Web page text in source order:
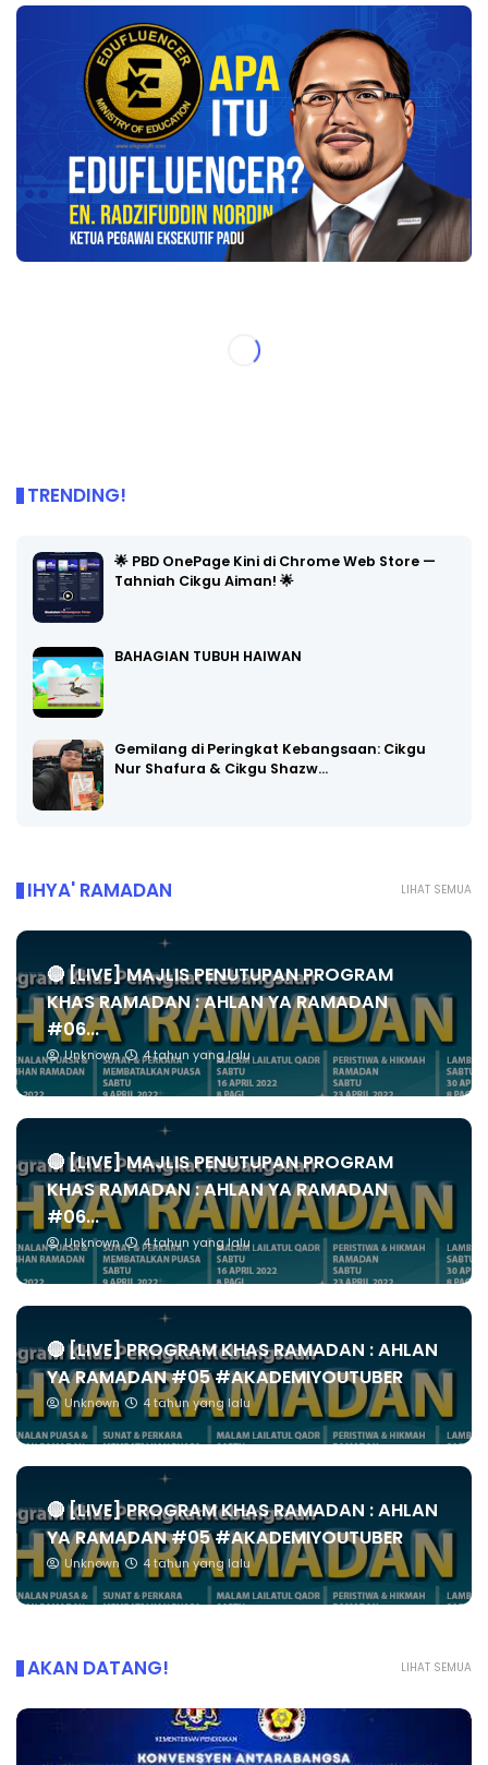
TRENDING!
🌟 PBD OnePage Kini di Chrome Web Store —
Tahniah Cikgu Aiman! 🌟
BAHAGIAN TUBUH HAIWAN
Gemilang di Peringkat Kebangsaan: Cikgu
Nur Shafura & Cikgu Shazw…
LIHAT SEMUA
IHYA' RAMADAN
🔴 [LIVE] MAJLIS PENUTUPAN PROGRAM
KHAS RAMADAN : AHLAN YA RAMADAN
#06...
Unknown 4 tahun yang lalu
🔴 [LIVE] MAJLIS PENUTUPAN PROGRAM
KHAS RAMADAN : AHLAN YA RAMADAN
#06...
Unknown 4 tahun yang lalu
🔴 [LIVE] PROGRAM KHAS RAMADAN : AHLAN
YA RAMADAN #05 #AKADEMIYOUTUBER
Unknown 4 tahun yang lalu
🔴 [LIVE] PROGRAM KHAS RAMADAN : AHLAN
YA RAMADAN #05 #AKADEMIYOUTUBER
Unknown 4 tahun yang lalu
LIHAT SEMUA
AKAN DATANG!